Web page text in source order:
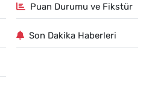
Puan Durumu ve Fikstür
Son Dakika Haberleri